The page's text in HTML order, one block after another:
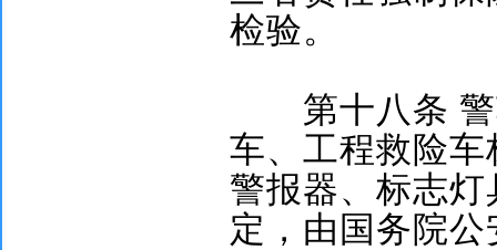
检验。
第十八条
车、工程救险
警报器、标志
定，由国务院